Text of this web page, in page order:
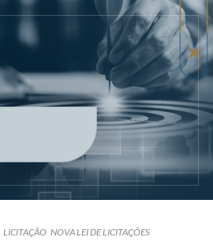
LICITAÇÃO NOVA LEI DE LICITAÇÕES